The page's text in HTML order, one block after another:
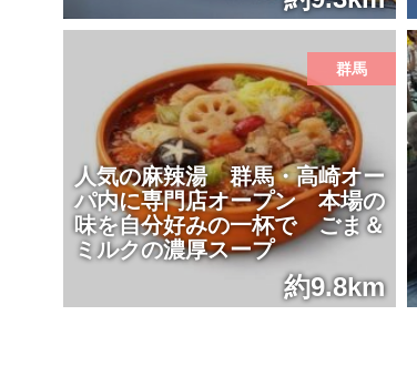
群馬
人気の麻辣湯 群馬・高崎オー
パ内に専門店オープン 本場の
味を自分好みの一杯で ごま＆
ミルクの濃厚スープ
約9.8km